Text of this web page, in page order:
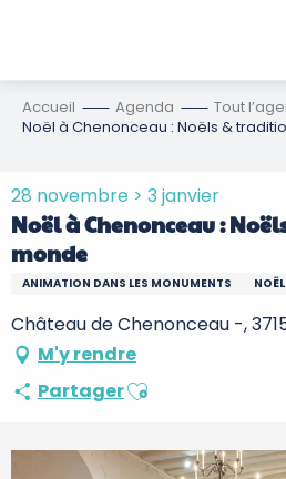
Accueil Agenda
Tout
Noël à Chenonceau : Noëls &
28 novembre > 3 janvier
Noël à Chenonceau :
monde
ANIMATION DANS LES MONUMENTS NOËL
Château de Chenonceau -,
M'y rendre
PartagerAjouter aux favoris